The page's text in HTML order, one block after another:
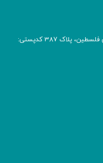
آدرس: پسـتی تهران، خیابان طالقانی، میدان فلسطین، پلاک 387 کدپستی: